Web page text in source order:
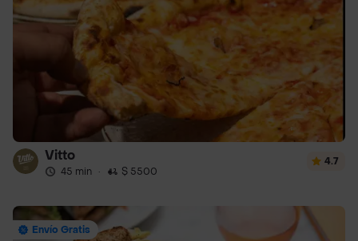
Vitto
45 min · $ 5500
4.7
Envío Gratis